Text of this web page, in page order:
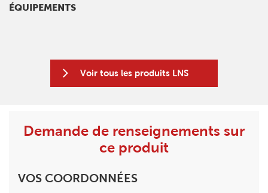
ÉQUIPEMENTS
Voir tous les produits LNS
Demande de renseignements sur
ce produit
VOS COORDONNÉES